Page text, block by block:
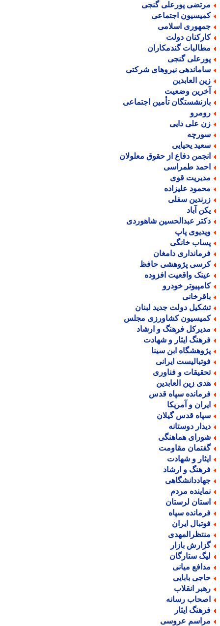
پورعلی گنجی
اجتماعی
اسلامی
دولت
گندمکاران
گنجی
نیروهای شرکتی
العابدین
وضعیت
تأمین اجتماعی
علی دایی
یحیایی
دفاع از حقوق معلولان
طمراسی
قوی
علیزاده
سفلی
آباد
عبدالحسین شاهوردی
پاپ
خانگی
دامغان
پژوهشی حافظ
واقعیت افزوده
خودرو
دولت جدید لبنان
کشاورزی مجلس
فرهنگ و ارشاد
ایثار و شهادت
ابن سینا
ایرانی
و فناوری
زین العابدین
سپاه قدس
و آمریکا
قدس گیلان
دوستانه
هماهنگی
مقاومت
و شهادت
و ارشاد
مردم
لرستان
سپاه
ایران
بازار
ستارگان
میانی
بابایی
انقلاب
رسانه
ایثار
عروسی